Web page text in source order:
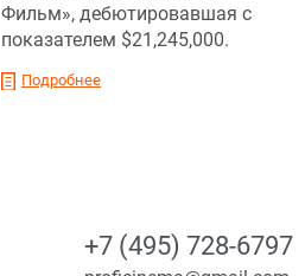
Фильм », дебютировавшая с
показателем $21,245,000.
Подробнее
+7 (495) 728-6797